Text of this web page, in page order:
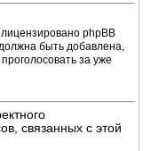
phpBB
быть добавлена,
за уже
связанных с этой